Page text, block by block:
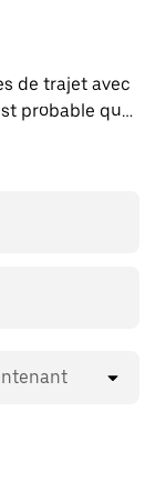
de trajet avec
probable que
chauffeur de
UberX.